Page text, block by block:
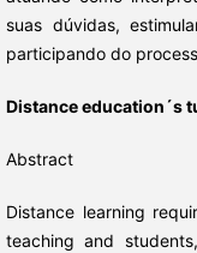
suas dúvidas,
participando do
Distance education´s
Abstract
Distance learning
teaching and